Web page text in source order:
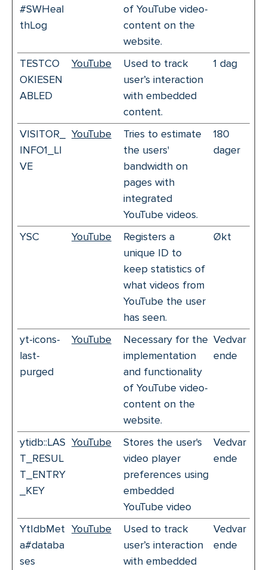
#SWHeal
thLog
of YouTube video-
content on the
website.
TESTCO
OKIESEN
ABLED
YouTube
Used to track
user’s interaction
with embedded
content.
1 dag
VISITOR_
INFO1_LI
VE
YouTube
Tries to estimate
the users'
bandwidth on
pages with
integrated
YouTube videos.
180
dager
YSC YouTube
Registers a
unique ID to
keep statistics of
what videos from
YouTube the user
has seen.
Økt
yt-icons-
last-
purged
YouTube
Necessary for the
implementation
and functionality
of YouTube video-
content on the
website.
Vedvar
ende
ytidb::LAS
T_RESUL
T_ENTRY
_KEY
YouTube
Stores the user's
video player
preferences using
embedded
YouTube video
Vedvar
ende
YtIdbMet
a#databa
ses
YouTube
Used to track
user’s interaction
with embedded
Vedvar
ende